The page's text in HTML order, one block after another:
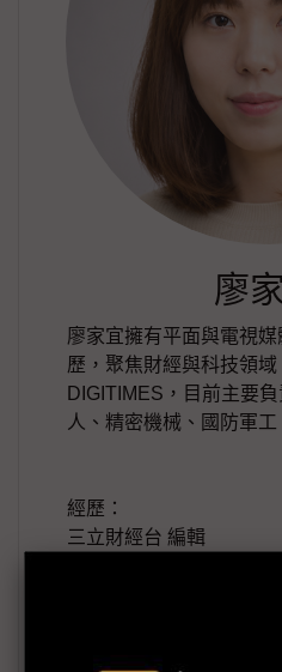
廖
廖家宜擁有平面與電視
歷，聚焦財經與科技領
DIGITIMES，目前主要
人、精密機械、國防軍
經歷：
三立財經台 編輯